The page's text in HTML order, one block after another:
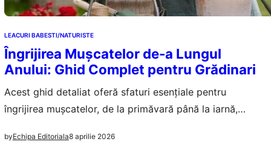
LEACURI BABESTI/NATURISTE
Îngrijirea Mușcatelor de-a Lungul
Anului: Ghid Complet pentru Grădinari
Acest ghid detaliat oferă sfaturi esențiale pentru
îngrijirea mușcatelor, de la primăvară până la iarnă,
abundentă.
byEchipa Editoriala8 aprilie 2026